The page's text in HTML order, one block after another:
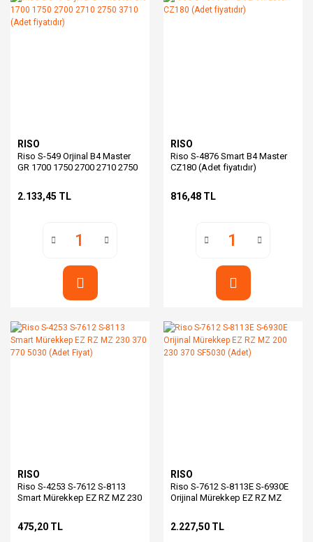
RISO
Riso S-549 Orjinal B4 Master
GR 1700 1750 2700 2710 2750
2.133,45 TL
RISO
Riso S-4876 Smart B4 Master
CZ180 (Adet fiyatıdır)
816,48 TL
RISO
Riso S-4253 S-7612 S-8113
Smart Mürekkep EZ RZ MZ 230
475,20 TL
RISO
Riso S-7612 S-8113E S-6930E
Orijinal Mürekkep EZ RZ MZ
2.227,50 TL